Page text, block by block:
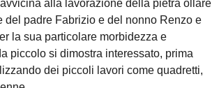
alla lavorazione della pietra ollare
del padre Fabrizio e del nonno Renzo e
la sua particolare morbidezza e
piccolo si dimostra interessato, prima
dei piccoli lavori come quadretti,